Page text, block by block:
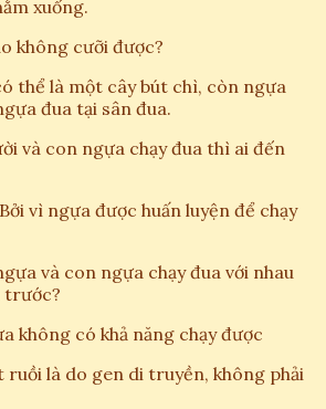
xuống.
không cưỡi được?
thể là một cây bút chì, còn ngựa
đua tại sân đua.
và con ngựa chạy đua thì ai đến
vì ngựa được huấn luyện để chạy
và con ngựa chạy đua với nhau
trước?
không có khả năng chạy được
ruồi là do gen di truyền, không phải